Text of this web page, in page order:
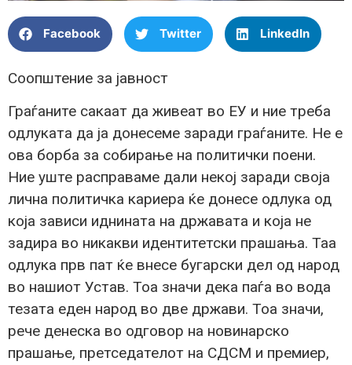
Facebook Twitter LinkedIn
Соопштение за јавност
Граѓаните сакаат да живеат во ЕУ и ние треба
одлуката да ја донесеме заради граѓаните. Не е
ова борба за собирање на политички поени.
Ние уште расправаме дали некој заради своја
лична политичка кариера ќе донесе одлука од
која зависи иднината на државата и која не
задира во никакви идентитетски прашања. Таа
одлука прв пат ќе внесе бугарски дел од народ
во нашиот Устав. Тоа значи дека паѓа во вода
тезата еден народ во две држави. Тоа значи,
рече денеска во одговор на новинарско
прашање, претседателот на СДСМ и премиер,